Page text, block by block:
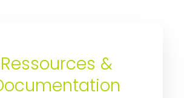
Ressources &